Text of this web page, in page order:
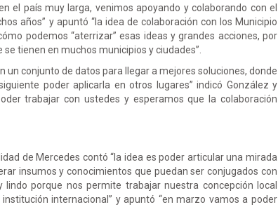
el país muy larga, venimos apoyando y colaborando con el
años” y apuntó “la idea de colaboración con los Municipio
podemos “aterrizar” esas ideas y grandes acciones, por
tienen en muchos municipios y ciudades”.
un conjunto de datos para llegar a mejores soluciones, donde
poder aplicarla en otros lugares” indicó González y
trabajar con ustedes y esperamos que la colaboración
de Mercedes contó “la idea es poder articular una mirada
insumos y conocimientos que puedan ser conjugados con
porque nos permite trabajar nuestra concepción local
internacional” y apuntó “en marzo vamos a poder